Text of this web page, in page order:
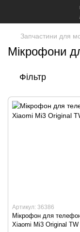
Запчастини для
Мікрофони
Фільтр
Артикул: 36386
Мікрофон для
Xiaomi Mi3 Original TW